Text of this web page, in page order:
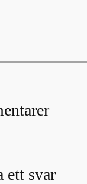
ett svar